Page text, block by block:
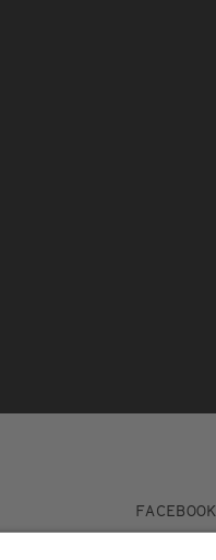
Social
Media
FACEBOOK